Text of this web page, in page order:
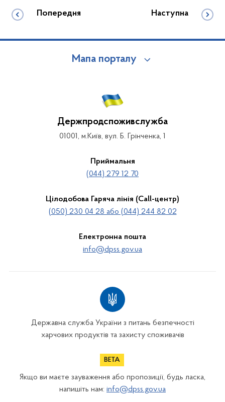
Попередня Наступна
Мапа порталу
Держпродспоживслужба
01001, м.Київ, вул. Б. Грінченка, 1
Приймальня
(044) 279 12 70
Цілодобова Гаряча лінія (Call-центр)
(050) 230 04 28 або (044) 244 82 02
Електронна пошта
info@dpss.gov.ua
Державна служба України з питань безпечності
харчових продуктів та захисту споживачів
Якщо ви маєте зауваження або пропозиції, будь ласка,
напишіть нам: info@dpss.gov.ua